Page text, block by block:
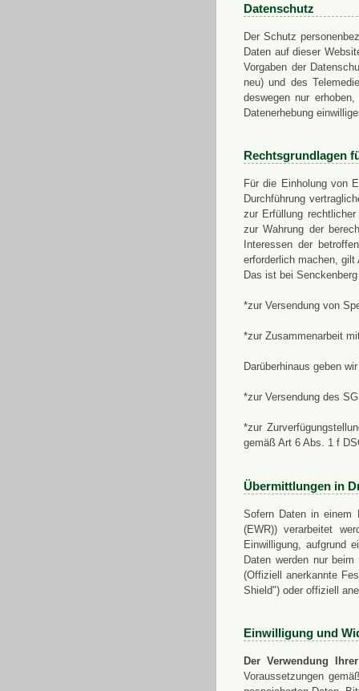
Datenschutz
Der Schutz
Daten auf dieser
Vorgaben der
neu) und des
deswegen nur
Datenerhebung
Rechtsgrundlagen
Für die Einholung von
Durchführung
zur Erfüllung
zur Wahrung der
Interessen der
erforderlich machen,
Das ist bei
*zur Versendung von
*zur Zusammenarbeit
Darüberhinaus geben
*zur Versendung des
*zur
gemäß Art 6 Abs. 1 f
Übermittlungen in
Sofern Daten in einem
(EWR)) verarbeitet
Einwilligung, aufgrund
Daten werden nur
(Offiziell anerkannte
Shield") oder offiziell
Einwilligung und
Der Verwendung
Voraussetzungen